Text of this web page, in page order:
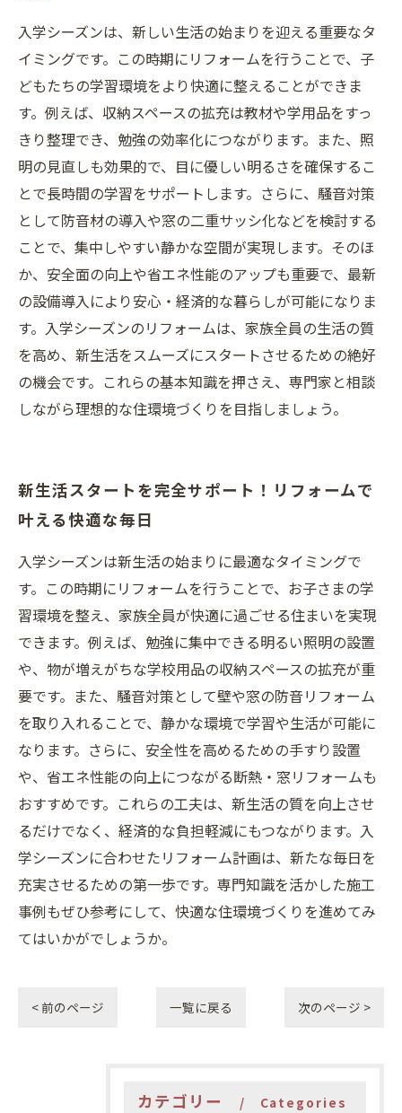
入学シーズンは、新しい生活の始まりを迎える重要なタ
イミングです。この時期にリフォームを行うことで、子
どもたちの学習環境をより快適に整えることができま
す。例えば、収納スペースの拡充は教材や学用品をすっ
きり整理でき、勉強の効率化につながります。また、照
明の見直しも効果的で、目に優しい明るさを確保するこ
とで長時間の学習をサポートします。さらに、騒音対策
として防音材の導入や窓の二重サッシ化などを検討する
ことで、集中しやすい静かな空間が実現します。そのほ
か、安全面の向上や省エネ性能のアップも重要で、最新
の設備導入により安心・経済的な暮らしが可能になりま
す。入学シーズンのリフォームは、家族全員の生活の質
を高め、新生活をスムーズにスタートさせるための絶好
の機会です。これらの基本知識を押さえ、専門家と相談
しながら理想的な住環境づくりを目指しましょう。
新生活スタートを完全サポート！リフォームで
叶える快適な毎日
入学シーズンは新生活の始まりに最適なタイミングで
す。この時期にリフォームを行うことで、お子さまの学
習環境を整え、家族全員が快適に過ごせる住まいを実現
できます。例えば、勉強に集中できる明るい照明の設置
や、物が増えがちな学校用品の収納スペースの拡充が重
要です。また、騒音対策として壁や窓の防音リフォーム
を取り入れることで、静かな環境で学習や生活が可能に
なります。さらに、安全性を高めるための手すり設置
や、省エネ性能の向上につながる断熱・窓リフォームも
おすすめです。これらの工夫は、新生活の質を向上させ
るだけでなく、経済的な負担軽減にもつながります。入
学シーズンに合わせたリフォーム計画は、新たな毎日を
充実させるための第一歩です。専門知識を活かした施工
事例もぜひ参考にして、快適な住環境づくりを進めてみ
てはいかがでしょうか。
< 前のページ 一覧に戻る 次のページ >
カテゴリー Categories